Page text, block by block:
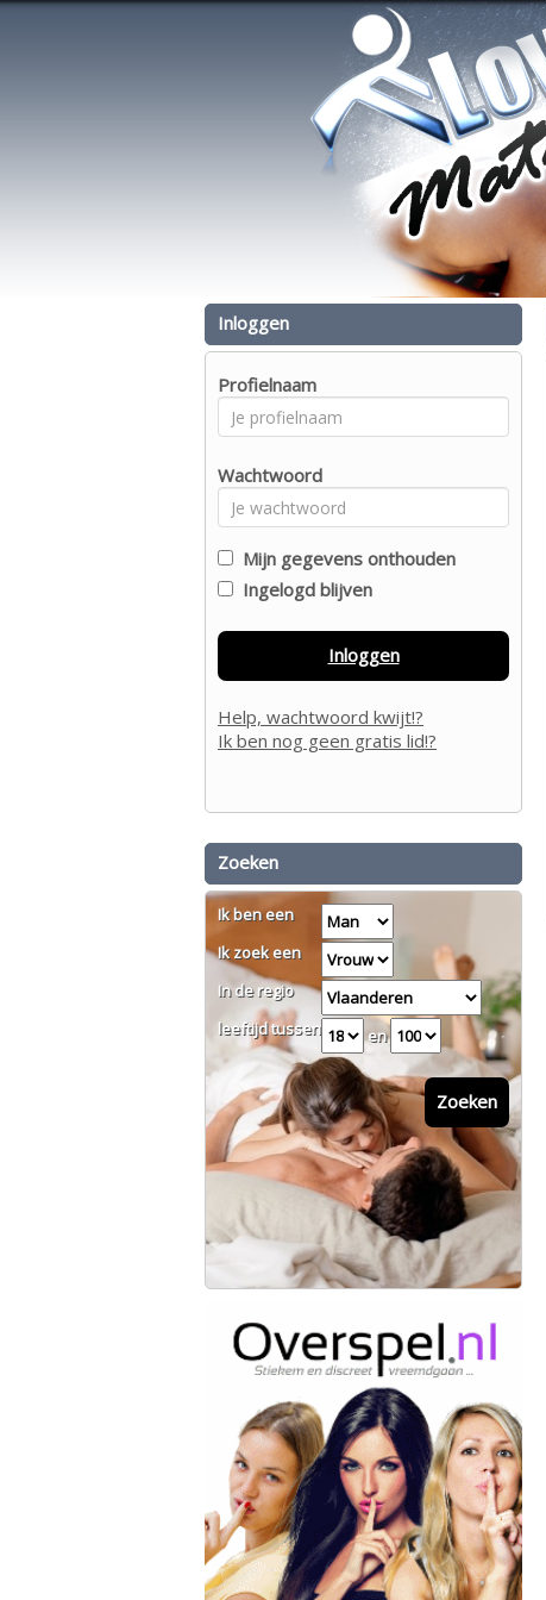
Inloggen
Profielnaam
Wachtwoord
Mijn gegevens onthouden
Ingelogd blijven
Inloggen
Help, wachtwoord kwijt!?
Ik ben nog geen gratis lid!?
Zoeken
Ik ben een
Ik zoek een
In de regio
leeftijd tussen
en
Zoeken